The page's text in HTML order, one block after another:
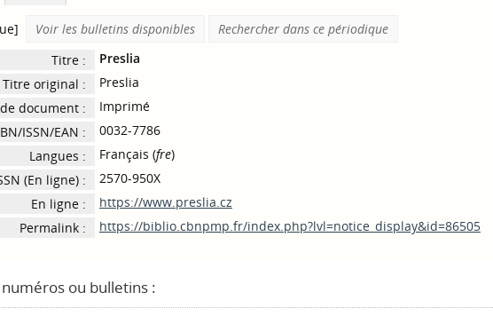
Voir les bulletins disponibles
Rechercher dans ce périodique
Titre :
Preslia
Titre original :
Preslia
document :
Imprimé
ISSN/EAN :
0032-7786
Langues :
Français (fre)
(En ligne) :
2570-950X
En ligne :
https://www.preslia.cz
Permalink :
https://biblio.cbnpmp.fr/index.php?lvl=notice_display&id=86505
ou bulletins :